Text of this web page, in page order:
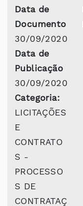
Data de
Documento
30/09/2020
Data de
Publicação
30/09/2020
Categoria:
LICITAÇÕES
E
CONTRATO
S -
PROCESSO
S DE
CONTRATAÇ